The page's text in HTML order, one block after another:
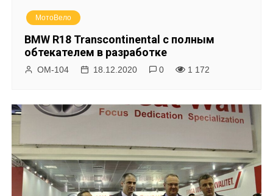
МотоВело
BMW R18 Transcontinental с полным
обтекателем в разработке
ОМ-104 18.12.2020 0 1 172